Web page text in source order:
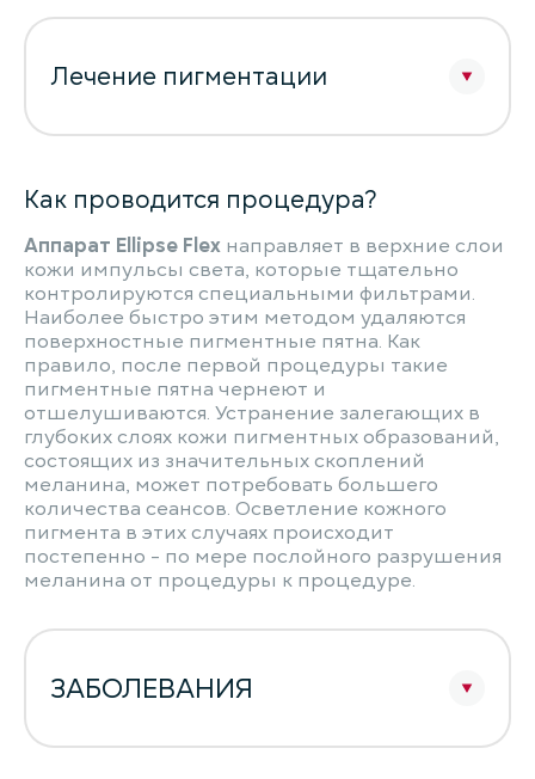
Лечение пигментации
Как проводится процедура?
Аппарат Ellipse Flex направляет в верхние слои
кожи импульсы света, которые тщательно
контролируются специальными фильтрами.
Наиболее быстро этим методом удаляются
поверхностные пигментные пятна. Как
правило, после первой процедуры такие
пигментные пятна чернеют и
отшелушиваются. Устранение залегающих в
глубоких слоях кожи пигментных образований,
состоящих из значительных скоплений
меланина, может потребовать большего
количества сеансов. Осветление кожного
пигмента в этих случаях происходит
постепенно - по мере послойного разрушения
меланина от процедуры к процедуре.
ЗАБОЛЕВАНИЯ